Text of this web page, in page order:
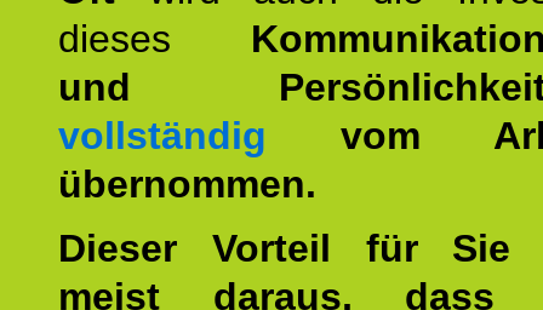
dieses
und
vollständig vom
übernommen.
Dieser Vorteil für Sie
meist daraus,